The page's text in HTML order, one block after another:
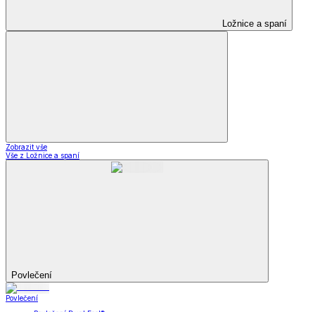
Ložnice a spaní
Zobrazit vše
Vše z Ložnice a spaní
Povlečení
Povlečení